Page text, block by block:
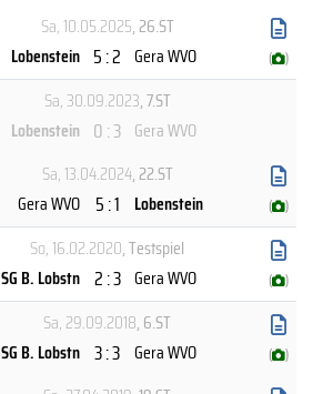
Sa, 10.05.2025, 26.ST
Lobenstein 5 : 2 Gera WVO ( )
Sa, 30.09.2023, 7.ST
Lobenstein 0 : 3 Gera WVO
Sa, 13.04.2024, 22.ST
Gera WVO 5 : 1 Lobenstein ( )
So, 16.02.2020, Testspiel
SG B. Lobstn 2 : 3 Gera WVO ( )
Sa, 29.09.2018, 6.ST
SG B. Lobstn 3 : 3 Gera WVO ( )